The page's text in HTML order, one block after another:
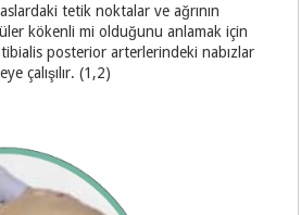
tetik noktalar ve ağrının
kökenli mi olduğunu anlamak için
posterior arterlerindeki nabızlar
çalışılır. (1,2)